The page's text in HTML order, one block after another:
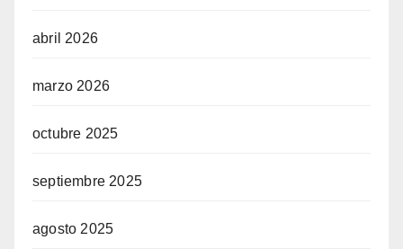
abril 2026
marzo 2026
octubre 2025
septiembre 2025
agosto 2025